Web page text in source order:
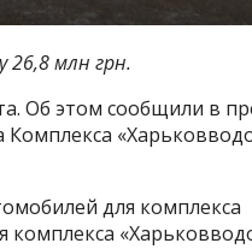
26,8 млн грн.
Об этом сообщили в
Комплекса
для комплекса